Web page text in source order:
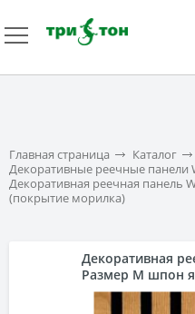
Главная страница
Каталог
Декоративные реечные панели
Декоративная реечная панель
(покрытие морилка)
Декоративная
Размер M шпон
морилка)